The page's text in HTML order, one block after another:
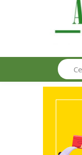
Search